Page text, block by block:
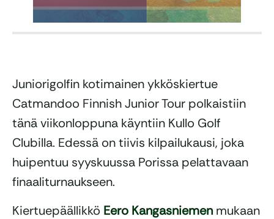
Juniorigolfin kotimainen ykköskiertue
Catmandoo Finnish Junior Tour polkaistiin
tänä viikonloppuna käyntiin Kullo Golf
Clubilla. Edessä on tiivis kilpailukausi, joka
huipentuu syyskuussa Porissa pelattavaan
finaaliturnaukseen.
Kiertuepäällikkö Eero Kangasniemenmukaan